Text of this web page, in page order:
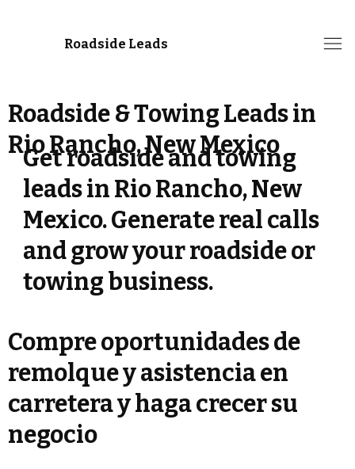
Roadside Leads
Roadside & Towing Leads in
Rio Rancho, New Mexico
Get roadside and towing
leads in Rio Rancho, New
Mexico. Generate real calls
and grow your roadside or
towing business.
Compre oportunidades de
remolque y asistencia en
carretera y haga crecer su
negocio